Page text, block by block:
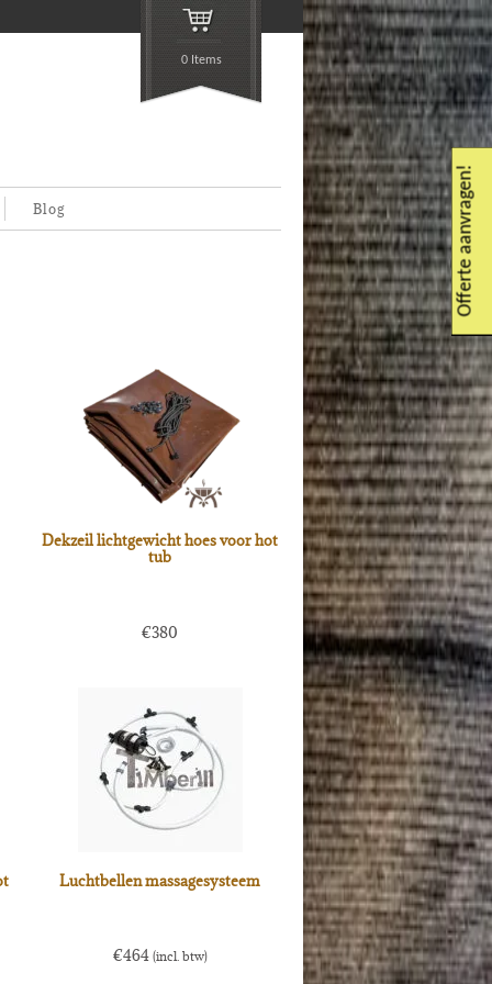
0 Items
Blog
Dekzeil lichtgewicht hoes voor hot
tub
€380
Luchtbellen massagesysteem
€464 (incl. btw)
Offerte aanvragen!